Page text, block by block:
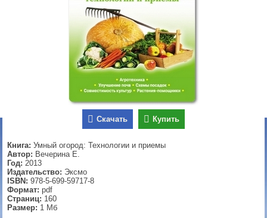
Скачать Купить
Книга: Умный огород: Технологии и приемы
Автор: Вечерина Е.
Год: 2013
Издательство: Эксмо
ISBN: 978-5-699-59717-8
Формат: pdf
Страниц: 160
Размер: 1 Мб
▼